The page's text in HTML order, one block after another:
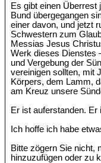
Es gibt einen Überrest
Bund übergegangen
einer davon, und jetzt
Schwestern zum
Messias Jesus
Werk dieses Dienstes
und Vergebung der
vereinigen sollten, mit
Körpers, dem Lamm,
am Kreuz unsere
Er ist auferstanden. Er
Ich hoffe ich habe
Bitte zögern Sie nicht,
hinzuzufügen oder zu